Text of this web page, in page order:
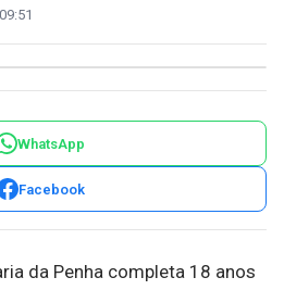
WhatsApp
Facebook
da Penha completa 18 anos